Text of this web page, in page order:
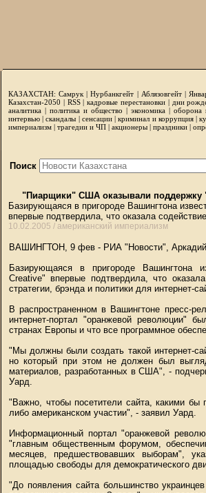
КАЗАХСТАН: Самрук |Нурбанкгейт | Аблязовгейт|
Казахстан-2050 | RSS|кадровые перестановки| дни
аналитика | политика и общество | экономика | оборона
интервью |скандалы | сенсации|криминал и коррупция|
империализм | трагедии и ЧП | акционеры | праздники |
Поиск
"Пиарщики" США оказывали поддержку
Базирующаяся в пригороде Вашингтона
впервые подтвердила, что оказала
10.02.2005 / американский империализм
ВАШИНГТОН, 9 фев - РИА "Новости",
Базирующаяся в пригороде Вашингтона
Creative" впервые подтвердила, что
стратегии, брэнда и политики для интернет-
В распространенном в Вашингтоне пресс-
интернет-портал "оранжевой революции"
странах Европы и что все программное
"Мы должны были создать такой интернет-
но который при этом не должен был
материалов, разработанных в США", -
Уард.
"Важно, чтобы посетители сайта, какими
либо американском участии", - заявил Уард.
Информационный портал "оранжевой
"главным общественным форумом,
месяцев, предшествовавших выборам",
площадью свободы для демократического
"До появления сайта большинство